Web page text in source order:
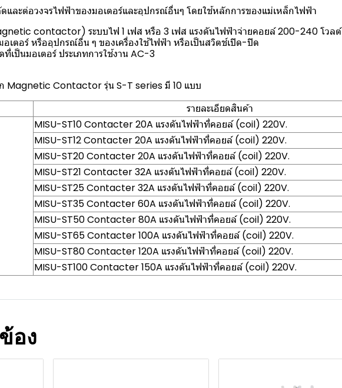
ละต่อวงจรไฟฟ้าของมอเตอร์และอุปกรณ์อื่นๆ โดยใช้หลักการของแม่เหล็กไฟฟ้า
contactor) ระบบไฟ 1 เฟส หรือ 3 เฟส แรงดันไฟฟ้าจ่ายคอยล์ 200-240 โวลต์
เตอร์ หรืออุปกรณ์อื่น ๆ ของเครื่องใช้ไฟฟ้า หรือเป็นสวิตช์เปิด-ปิด
เป็นมอเตอร์ ประเภทการใช้งาน AC-3
Magnetic Contactor รุ่น S-T series มี 10 แบบ
รายละเอียดสินค้า
MISU-ST10 Contacter 20A แรงดันไฟฟ้าที่คอยล์ (coil) 220V.
MISU-ST12 Contacter 20A แรงดันไฟฟ้าที่คอยล์ (coil) 220V.
MISU-ST20 Contacter 20A แรงดันไฟฟ้าที่คอยล์ (coil) 220V.
MISU-ST21 Contacter 32A แรงดันไฟฟ้าที่คอยล์ (coil) 220V.
MISU-ST25 Contacter 32A แรงดันไฟฟ้าที่คอยล์ (coil) 220V.
MISU-ST35 Contacter 60A แรงดันไฟฟ้าที่คอยล์ (coil) 220V.
MISU-ST50 Contacter 80A แรงดันไฟฟ้าที่คอยล์ (coil) 220V.
MISU-ST65 Contacter 100A แรงดันไฟฟ้าที่คอยล์ (coil) 220V.
MISU-ST80 Contacter 120A แรงดันไฟฟ้าที่คอยล์ (coil) 220V.
MISU-ST100 Contacter 150A แรงดันไฟฟ้าที่คอยล์ (coil) 220V.
อง